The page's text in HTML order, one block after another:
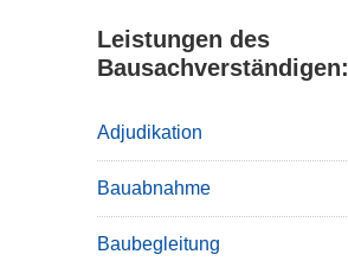
Leistungen des
Bausachverständigen:
Adjudikation
Bauabnahme
Baubegleitung